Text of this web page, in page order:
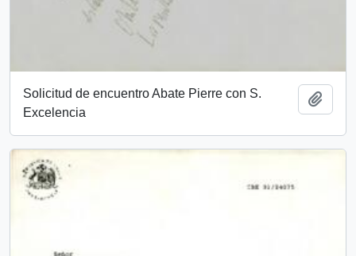
Solicitud de encuentro Abate Pierre con S.
Excelencia